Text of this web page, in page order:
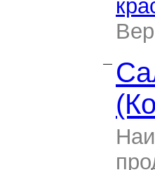
—